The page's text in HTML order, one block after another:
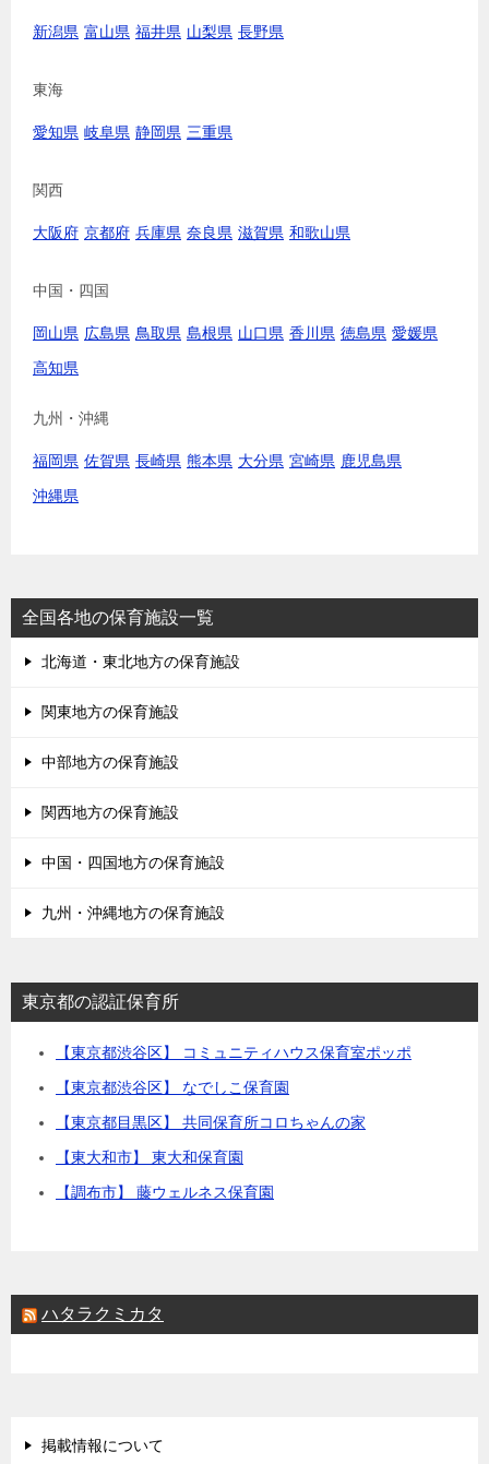
新潟県 富山県 福井県 山梨県 長野県
東海
愛知県 岐阜県 静岡県 三重県
関西
大阪府 京都府 兵庫県 奈良県 滋賀県 和歌山県
中国・四国
岡山県 広島県 鳥取県 島根県 山口県 香川県 徳島県 愛媛県
高知県
九州・沖縄
福岡県 佐賀県 長崎県 熊本県 大分県 宮崎県 鹿児島県
沖縄県
全国各地の保育施設一覧
北海道・東北地方の保育施設
関東地方の保育施設
中部地方の保育施設
関西地方の保育施設
中国・四国地方の保育施設
九州・沖縄地方の保育施設
東京都の認証保育所
【東京都渋谷区】 コミュニティハウス保育室ポッポ
【東京都渋谷区】 なでしこ保育園
【東京都目黒区】 共同保育所コロちゃんの家
【東大和市】 東大和保育園
【調布市】 藤ウェルネス保育園
ハタラクミカタ
掲載情報について